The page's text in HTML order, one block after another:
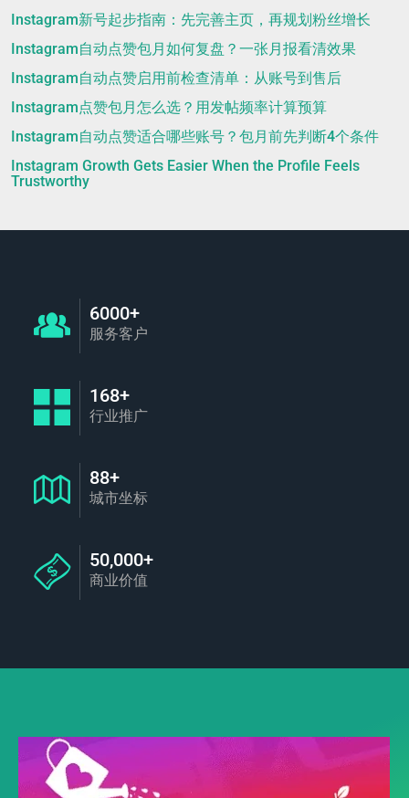
Instagram新号起步指南：先完善主页，再规划粉丝增长
Instagram自动点赞包月如何复盘？一张月报看清效果
Instagram自动点赞启用前检查清单：从账号到售后
Instagram点赞包月怎么选？用发帖频率计算预算
Instagram自动点赞适合哪些账号？包月前先判断4个条件
Instagram Growth Gets Easier When the Profile Feels
Trustworthy
6000+
服务客户
168+
行业推广
88+
城市坐标
50,000+
商业价值